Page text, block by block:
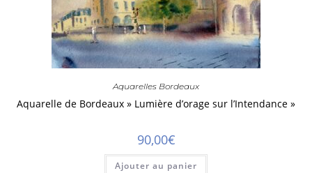
Aquarelles Bordeaux
Aquarelle de Bordeaux » Lumière d’orage sur l’Intendance »
90,00€
Ajouter au panier